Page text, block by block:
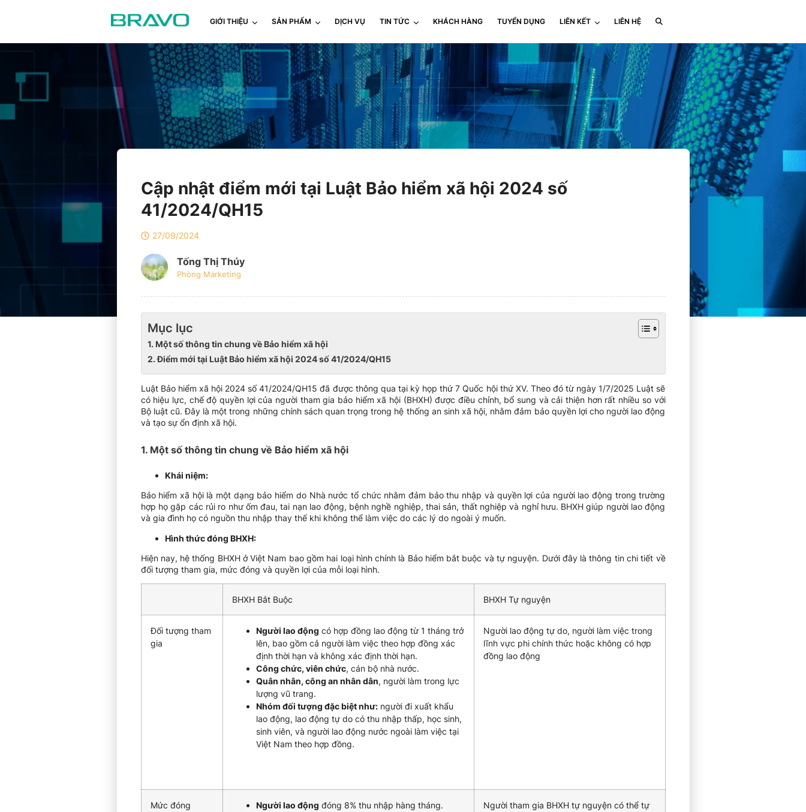
GIỚI THIỆU SẢN PHẨM DỊCH VỤ TIN TỨC KHÁCH HÀNG TUYỂN DỤNG LIÊN KẾT LIÊN HỆ
Cập nhật điểm mới tại Luật Bảo hiểm xã hội 2024 số
41/2024/QH15
27/09/2024
Tống Thị Thúy
Phòng Marketing
Mục lục
1. Một số thông tin chung về Bảo hiểm xã hội
2. Điểm mới tại Luật Bảo hiểm xã hội 2024 số 41/2024/QH15
Luật Bảo hiểm xã hội 2024 số 41/2024/QH15 đã được thông qua tại kỳ họp thứ 7 Quốc hội thứ XV. Theo đó từ ngày 1/7/2025 Luật sẽ
có hiệu lực, chế độ quyền lợi của người tham gia bảo hiểm xã hội (BHXH) được điều chỉnh, bổ sung và cải thiện hơn rất nhiều so với
Bộ luật cũ. Đây là một trong những chính sách quan trọng trong hệ thống an sinh xã hội, nhằm đảm bảo quyền lợi cho người lao động
và tạo sự ổn định xã hội.
1. Một số thông tin chung về Bảo hiểm xã hội
Khái niệm:
Bảo hiểm xã hội là một dạng bảo hiểm do Nhà nước tổ chức nhằm đảm bảo thu nhập và quyền lợi của người lao động trong trường
hợp họ gặp các rủi ro như ốm đau, tai nạn lao động, bệnh nghề nghiệp, thai sản, thất nghiệp và nghỉ hưu. BHXH giúp người lao động
và gia đình họ có nguồn thu nhập thay thế khi không thể làm việc do các lý do ngoài ý muốn.
Hình thức đóng BHXH:
Hiện nay, hệ thống BHXH ở Việt Nam bao gồm hai loại hình chính là Bảo hiểm bắt buộc và tự nguyện. Dưới đây là thông tin chi tiết về
đối tượng tham gia, mức đóng và quyền lợi của mỗi loại hình.
BHXH Bắt Buộc BHXH Tự nguyện
Đối tượng tham
gia
Người lao động có hợp đồng lao động từ 1 tháng trở
lên, bao gồm cả người làm việc theo hợp đồng xác
định thời hạn và không xác định thời hạn.
Công chức, viên chức, cán bộ nhà nước.
Quân nhân, công an nhân dân, người làm trong lực
lượng vũ trang.
Nhóm đối tượng đặc biệt như:người đi xuất khẩu
lao động, lao động tự do có thu nhập thấp, học sinh,
sinh viên, và người lao động nước ngoài làm việc tại
Việt Nam theo hợp đồng.
Người lao động tự do, người làm việc trong
lĩnh vực phi chính thức hoặc không có hợp
đồng lao động
Mức đóng Người lao động đóng 8% thu nhập hàng tháng.
Người tham gia BHXH tự nguyện có thể tự